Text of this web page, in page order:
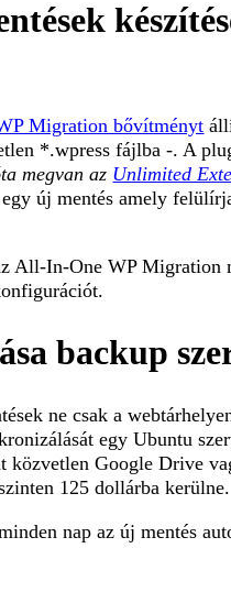
Migration bővítményt
*.wpress fájlba -. A
megvan az Unlimited
új mentés amely
All-In-One WP Migration
backup
ne csak a
egy Ubuntu
közvetlen Google Drive
125 dollárba kerülne.
nap az új mentés